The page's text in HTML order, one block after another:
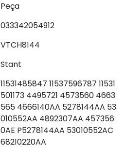
Peça
033342054912
VTCH8144
Stant
11531485847 11537596787 11531
501173 4495721 4573560 4663
565 4666140AA 5278144AA 53
010552AA 4892307AA 457356
0AE P5278144AA 53010552AC
68210220AA